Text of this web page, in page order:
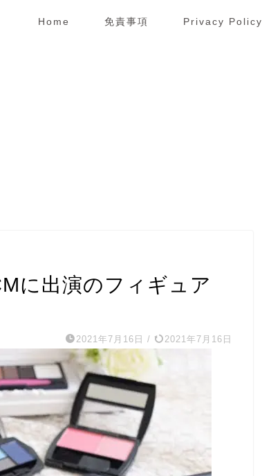
Home 免責事項 Privacy Policy
に出演のフィギュア
2021年7月16日 / 2021年7月16日